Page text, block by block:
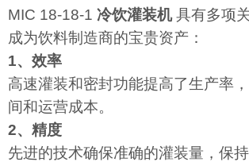
MIC 18-18-1 冷饮灌装机具有多项
成为饮料制造商的宝贵资产：
1、效率
高速灌装和密封功能提高了生产率
间和运营成本。
2、精度
先进的技术确保准确的灌装量，保